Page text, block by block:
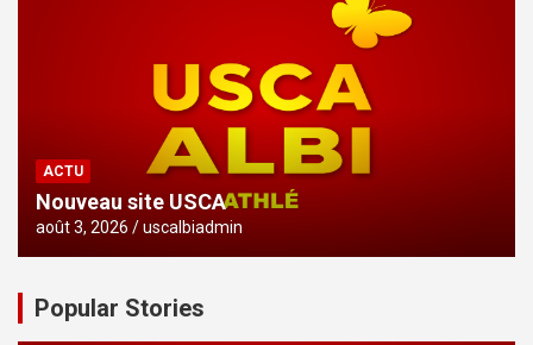
ACTU
Nouveau site USCA
août 3, 2026 uscalbiadmin
Popular Stories